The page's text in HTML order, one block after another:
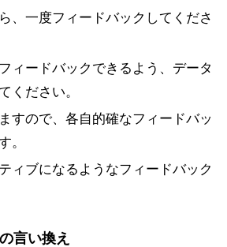
、一度フィードバックしてくださ
ィードバックできるよう、データ
ください。
すので、各自的確なフィードバッ
。
ィブになるようなフィードバック
言い換え